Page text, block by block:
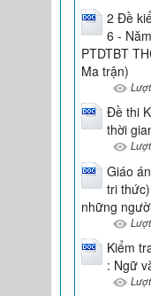
2 Đề
6 -
PTDTBT
Ma trận)
Đề thi
thời
Giáo
tri
những
Kiểm
: Ngữ